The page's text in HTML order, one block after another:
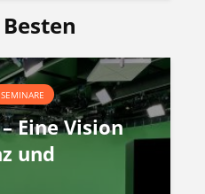
SEMINARE
Eine Vision
und